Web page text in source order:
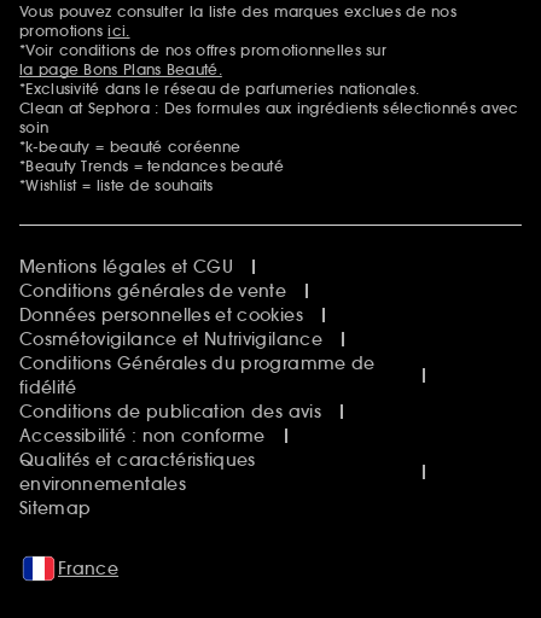
Mentions additionnelles
Vous pouvez consulter la liste des marques exclues de nos
promotionsici.
*Voir conditions de nos offres promotionnelles sur
la page Bons Plans Beauté.
*Exclusivité dans le réseau de parfumeries nationales.
Clean at Sephora : Des formules aux ingrédients sélectionnés avec
soin
*k-beauty = beauté coréenne
*Beauty Trends = tendances beauté
*Wishlist = liste de souhaits
Mentions légales et CGU
Conditions générales de vente
Données personnelles et cookies
Cosmétovigilance et Nutrivigilance
Conditions Générales du programme de
fidélité
Conditions de publication des avis
Accessibilité : non conforme
Qualités et caractéristiques
environnementales
Sitemap
France